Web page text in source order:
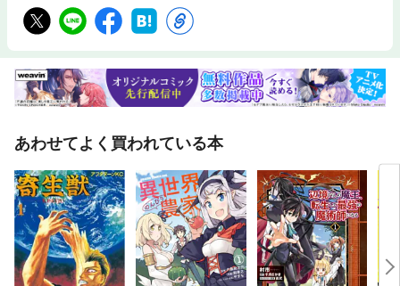
あわせてよく買われている本